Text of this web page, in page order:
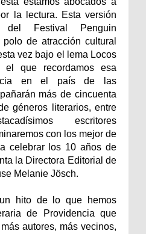
la lectura. Esta versión
Festival Penguin
de atracción cultural
vez bajo el lema Locos
que recordamos esa
en el país de las
más de cincuenta
géneros literarios, entre
escritores
con los mejor de
celebrar los 10 años de
la Directora Editorial de
Melanie Jösch.
hito de lo que hemos
de Providencia que
autores, más vecinos,